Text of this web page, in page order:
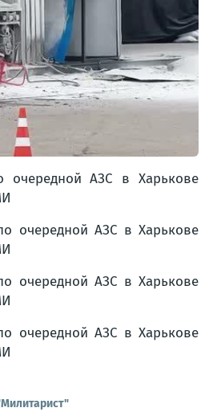
очередной АЗС в Харькове